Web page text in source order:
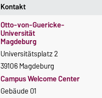
Kontakt
Otto-von-Guericke-
Universität
Magdeburg
Universitätsplatz 2
39106 Magdeburg
Campus Welcome Center
Gebäude 01